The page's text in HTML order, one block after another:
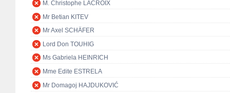
M. Christophe LACROIX
Mr Betian KITEV
Mr Axel SCHÄFER
Lord Don TOUHIG
Ms Gabriela HEINRICH
Mme Edite ESTRELA
Mr Domagoj HAJDUKOVIĆ